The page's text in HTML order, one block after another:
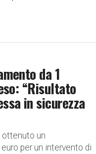
da 1
“Risultato
in sicurezza
ottenuto un
per un intervento di